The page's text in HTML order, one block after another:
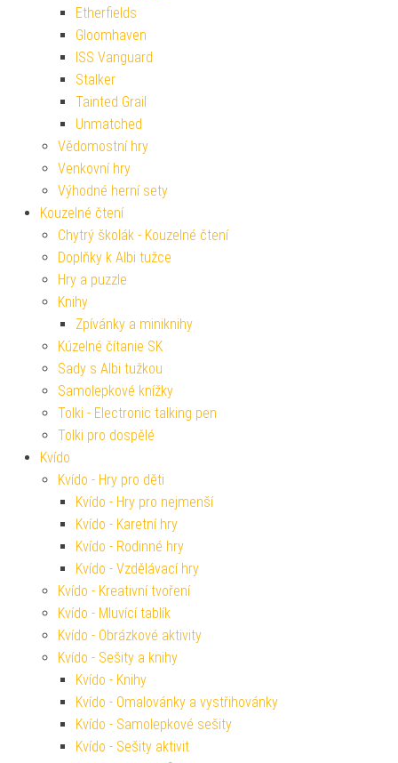
Etherfields
Gloomhaven
ISS Vanguard
Stalker
Tainted Grail
Unmatched
Vědomostní hry
Venkovní hry
Výhodné herní sety
Kouzelné čtení
Chytrý školák - Kouzelné čtení
Doplňky k Albi tužce
Hry a puzzle
Knihy
Zpívánky a miniknihy
Kúzelné čítanie SK
Sady s Albi tužkou
Samolepkové knížky
Tolki - Electronic talking pen
Tolki pro dospělé
Kvído
Kvído - Hry pro děti
Kvído - Hry pro nejmenší
Kvído - Karetní hry
Kvído - Rodinné hry
Kvído - Vzdělávací hry
Kvído - Kreativní tvoření
Kvído - Mluvící tablík
Kvído - Obrázkové aktivity
Kvído - Sešity a knihy
Kvído - Knihy
Kvído - Omalovánky a vystřihovánky
Kvído - Samolepkové sešity
Kvído - Sešity aktivit